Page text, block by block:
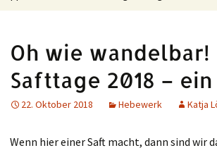
Fotoclub Eberswalde
Holzwerkstatt
Oh wie wandelbar!
Safttage 2018 –
22. Oktober 2018 Hebewerk Katja
Wenn hier einer Saft macht, dann sind wir